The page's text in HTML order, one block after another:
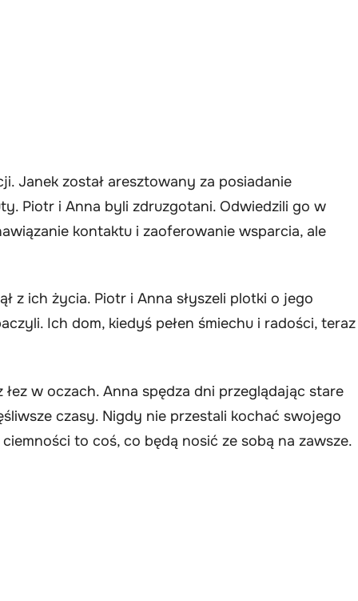
Janek został aresztowany za posiadanie
Piotr i Anna byli zdruzgotani. Odwiedzili go w
kontaktu i zaoferowanie wsparcia, ale
z ich życia. Piotr i Anna słyszeli plotki o jego
Ich dom, kiedyś pełen śmiechu i radości, teraz
w oczach. Anna spędza dni przeglądając stare
czasy. Nigdy nie przestali kochać swojego
to coś, co będą nosić ze sobą na zawsze.